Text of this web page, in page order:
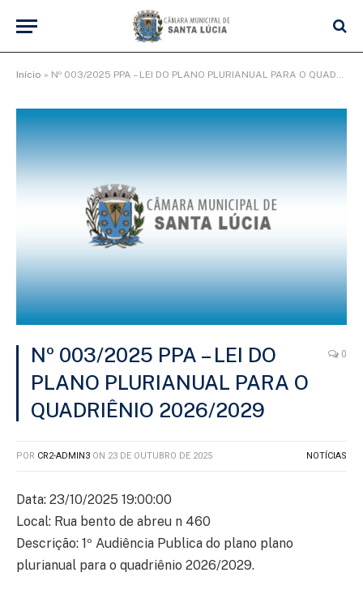
Início » Nº 003/2025 PPA – LEI DO PLANO PLURIANUAL PARA O QUADRIÊNIO 2026/2029
Nº 003/2025 PPA – LEI DO
PLANO PLURIANUAL PARA O
QUADRIÊNIO 2026/2029
0
POR CR2-ADMIN3 ON 23 DE OUTUBRO DE 2025 NOTÍCIAS
Data: 23/10/2025 19:00:00
Local: Rua bento de abreu n 460
Descrição: 1º Audiência Publica do plano plano
plurianual para o quadriênio 2026/2029.